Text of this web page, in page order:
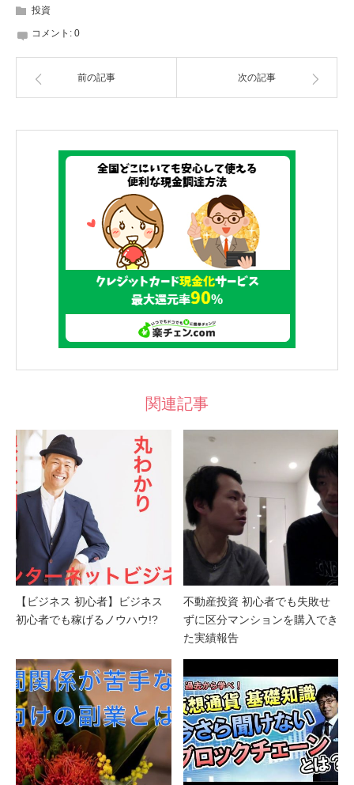
投資
コメント: 0
前の記事 次の記事
関連記事
【ビジネス 初心者】ビジネス
初心者でも稼げるノウハウ!?
不動産投資 初心者でも失敗せ
ずに区分マンションを購入でき
た実績報告